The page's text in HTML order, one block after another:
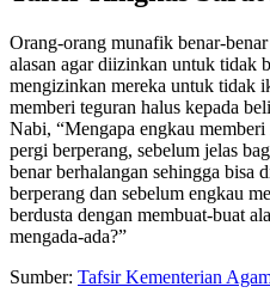
Orang-orang munafik benar-
alasan agar diizinkan untuk tidak
mengizinkan mereka untuk tidak
memberi teguran halus kepada
Nabi, “Mengapa engkau
pergi berperang, sebelum jelas
benar berhalangan sehingga
berperang dan sebelum engkau
berdusta dengan membuat-buat
mengada-ada?”
Sumber: Tafsir Kementerian